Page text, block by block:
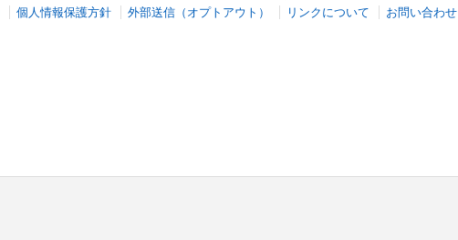
個人情報保護方針 外部送信（オプトアウト） リンクについて お問い合わせ